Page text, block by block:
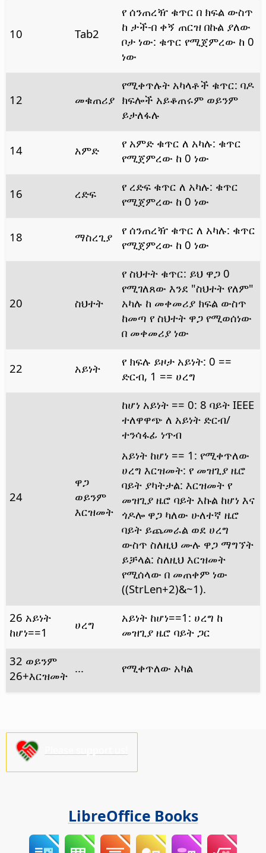
10 Tab2
የ ሰንጠረዥ ቁጥር በ ክፍል ውስጥ
ከ ታች-በ ቀኝ ጠርዝ በኩል ያለው
ቦታ ነው: ቁጥር የሚጀምረው ከ 0
ነው
12 መቁጠሪያ
የሚቀጥሉት አካላቶች ቁጥር: ባዶ
ክፍሎች አይቆጠሩም ወይንም
ይታለፋሉ
14 አምድ
የ አምድ ቁጥር ለ አካሉ: ቁጥር
የሚጀምረው ከ 0 ነው
16 ረድፍ
የ ረድፍ ቁጥር ለ አካሉ: ቁጥር
የሚጀምረው ከ 0 ነው
18 ማስረጊያ
የ ሰንጠረዥ ቁጥር ለ አካሉ: ቁጥር
የሚጀምረው ከ 0 ነው
20 ስህተት
የ ስህተት ቁጥር: ይህ ዋጋ 0
የሚገለጸው እንደ "ስህተት የለም"
አካሉ ከ መቀመሪያ ክፍል ውስጥ
ከመጣ የ ስህተት ዋጋ የሚወሰነው
በ መቀመሪያ ነው
22 አይነት
የ ክፍሉ ይዞታ አይነት: 0 ==
ድርብ, 1 == ሀረግ
24
ዋጋ
ወይንም
እርዝመት
ከሆነ አይነት == 0: 8 ባይት IEEE
ተለዋዋጭ ለ አይነት ድርብ/
ተንሳፋፊ ነጥብ
አይነት ከሆነ == 1: የሚቀጥለው
ሀረግ እርዝመት: የ መዝጊያ ዜሮ
ባይት ያካትታል: እርዝመት የ
መዝጊያ ዜሮ ባይት እኩል ከሆነ እና
ጎዶሎ ዋጋ ካለው ሁለተኛ ዜሮ
ባይት ይጨመራል ወደ ሀረግ
ውስጥ ስለዚህ ሙሉ ዋጋ ማግኘት
ይቻላል: ስለዚህ እርዝመት
የሚሰላው በ መጠቀም ነው
((StrLen+2)&~1).
26 አይነት
ከሆነ==1
ሀረግ
አይነት ከሆነ==1: ሀረግ ከ
መዝጊያ ዜሮ ባይት ጋር
32 ወይንም
26+እርዝመት
... የሚቀጥለው አካል
LibreOffice Books